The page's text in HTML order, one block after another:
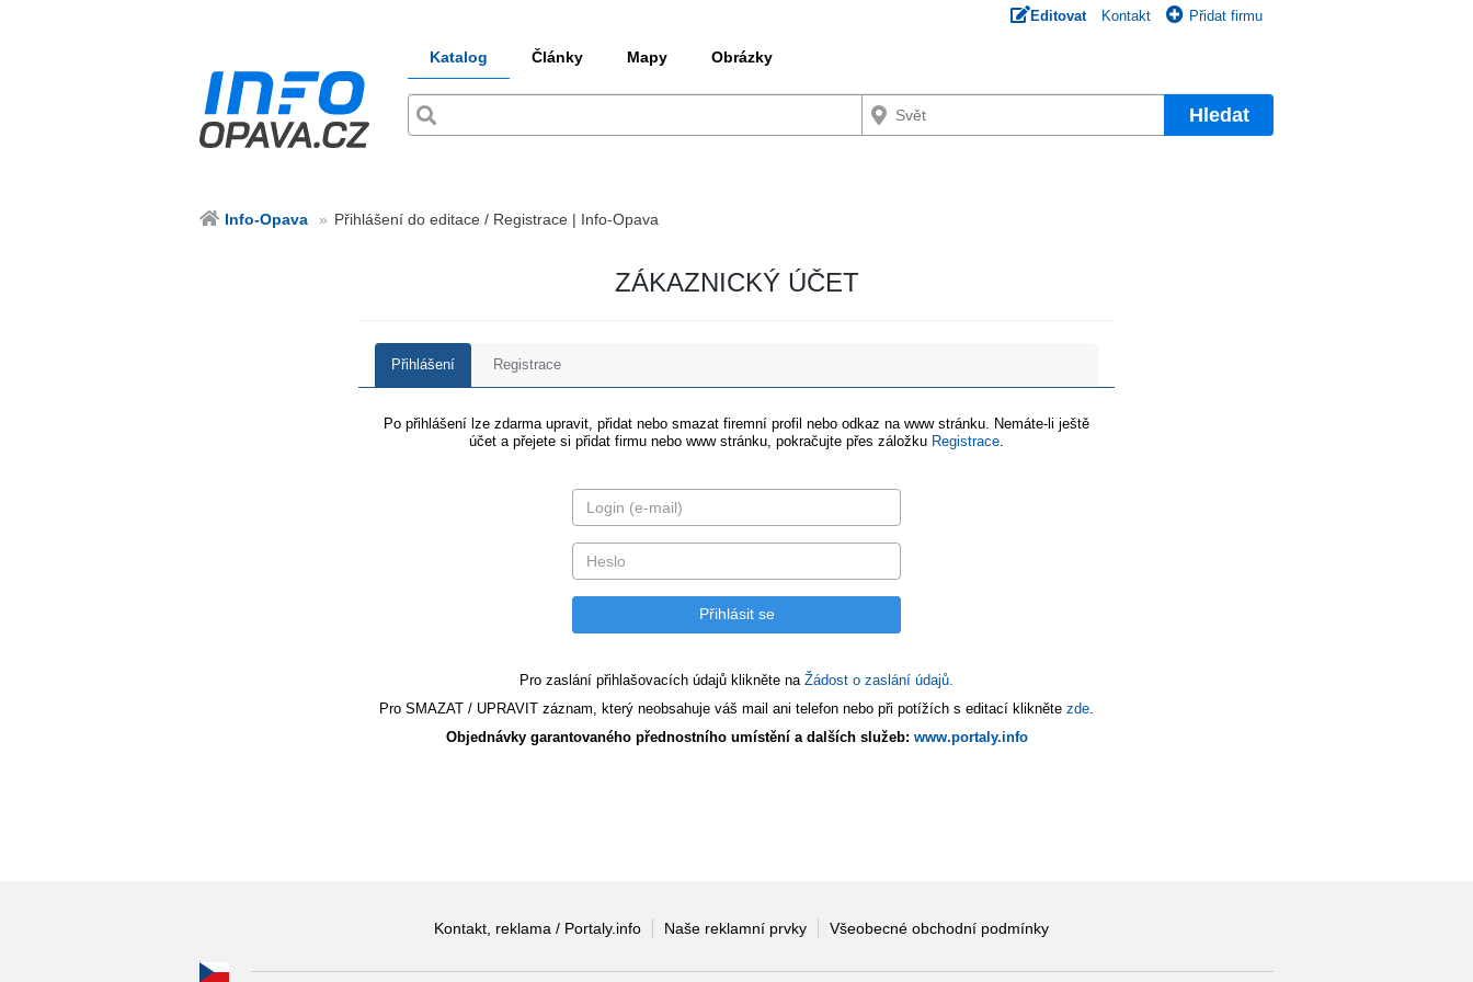
Editovat Kontakt Přidat firmu
Katalog Články Mapy Obrázky
Hledat
Info-Opava Přihlášení do editace / Registrace | Info-Opava
ZÁKAZNICKÝ ÚČET
Přihlášení Registrace
Po přihlášení lze zdarma upravit, přidat nebo smazat firemní profil nebo odkaz na www stránku. Nemáte-li ještě
účet a přejete si přidat firmu nebo www stránku, pokračujte přes záložku Registrace
Pro zaslání přihlašovacích údajů klikněte na Žádost o zaslání údajů.
Pro SMAZAT / UPRAVIT záznam, který neobsahuje váš mail ani telefon nebo při potížích s editací klikněte zde
Objednávky garantovaného přednostního umístění a dalších služeb: www.portaly.info
Kontakt, reklama / Portaly.info Naše reklamní prvky Všeobecné obchodní podmínky